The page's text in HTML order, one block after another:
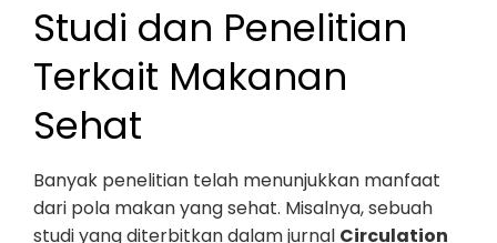
Studi dan Penelitian
Terkait Makanan
Sehat
Banyak penelitian telah menunjukkan manfaat
dari pola makan yang sehat. Misalnya, sebuah
studi yang diterbitkan dalam jurnal Circulation